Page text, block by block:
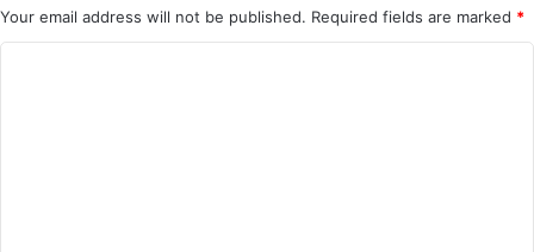
Your email address will not be published. Required fields are marked *